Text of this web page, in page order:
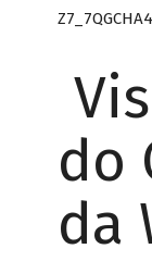
do
da